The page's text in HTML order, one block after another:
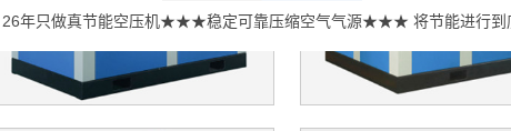
26年只做真节能空压机★★★稳定可靠压缩空气气源★★★ 将节能进行到